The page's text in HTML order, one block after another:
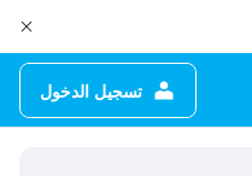
تسجيل الدخول